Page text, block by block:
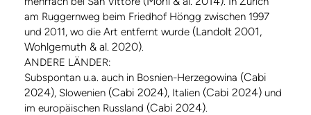
am Ruggernweg beim Friedhof Höngg zwischen 1997
und 2011, wo die Art entfernt wurde (Landolt 2001,
Wohlgemuth & al. 2020).
ANDERE LÄNDER:
Subspontan u.a. auch in Bosnien-Herzegowina (Cabi
2024), Slowenien (Cabi 2024), Italien (Cabi 2024) und
im europäischen Russland (Cabi 2024).